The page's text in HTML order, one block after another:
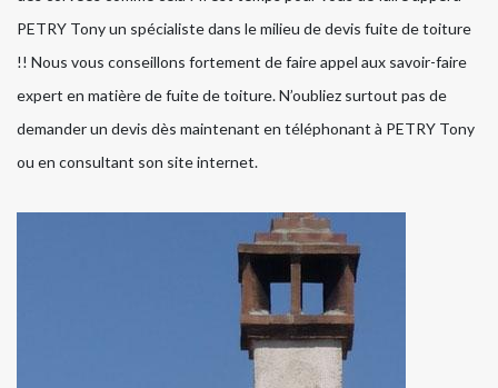
PETRY Tony un spécialiste dans le milieu de devis fuite de toiture
!! Nous vous conseillons fortement de faire appel aux savoir-faire
expert en matière de fuite de toiture. N’oubliez surtout pas de
demander un devis dès maintenant en téléphonant à PETRY Tony
ou en consultant son site internet.